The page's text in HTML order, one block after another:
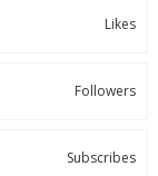
Likes
Followers
Subscribes